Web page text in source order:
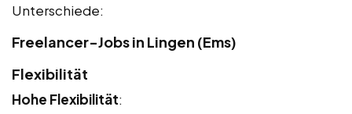
Unterschiede:
Freelancer-Jobs in Lingen (Ems)
Flexibilität
Hohe Flexibilität: